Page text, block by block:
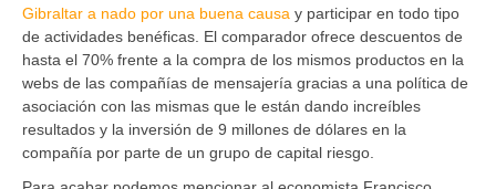
Gibraltar a nado por una buena causa y participar en todo tipo
de actividades benéficas. El comparador ofrece descuentos de
hasta el 70% frente a la compra de los mismos productos en la
webs de las compañías de mensajería gracias a una política de
asociación con las mismas que le están dando increíbles
resultados y la inversión de 9 millones de dólares en la
compañía por parte de un grupo de capital riesgo.